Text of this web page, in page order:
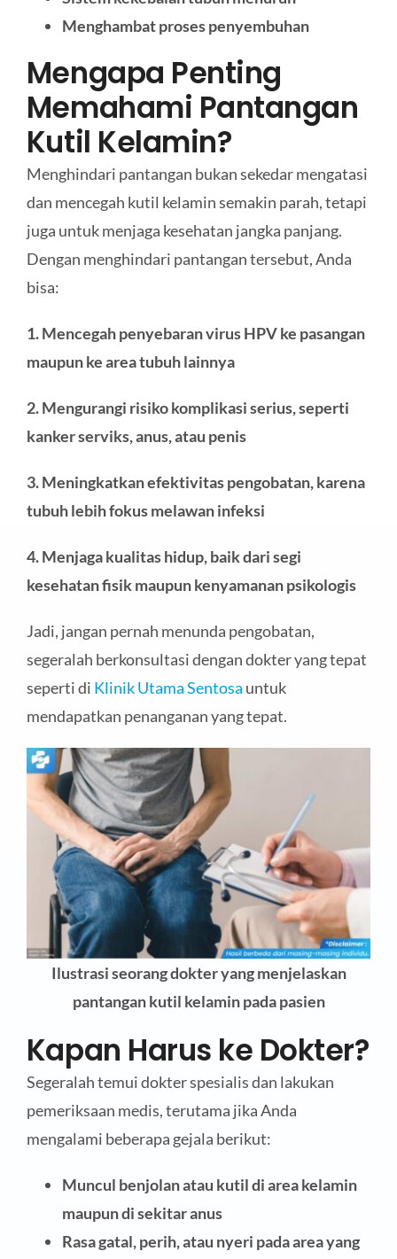
Menghambat proses penyembuhan
Mengapa Penting
Memahami Pantangan
Kutil Kelamin?
Menghindari pantangan bukan sekedar mengatasi
dan mencegah kutil kelamin semakin parah, tetapi
juga untuk menjaga kesehatan jangka panjang.
Dengan menghindari pantangan tersebut, Anda
bisa:
1. Mencegah penyebaran virus HPV ke pasangan
maupun ke area tubuh lainnya
2. Mengurangi risiko komplikasi serius, seperti
kanker serviks, anus, atau penis
3. Meningkatkan efektivitas pengobatan, karena
tubuh lebih fokus melawan infeksi
4. Menjaga kualitas hidup, baik dari segi
kesehatan fisik maupun kenyamanan psikologis
Jadi, jangan pernah menunda pengobatan,
segeralah berkonsultasi dengan dokter yang tepat
seperti di Klinik Utama Sentosa untuk
mendapatkan penanganan yang tepat.
Ilustrasi seorang dokter yang menjelaskan
pantangan kutil kelamin pada pasien
Kapan Harus ke Dokter?
Segeralah temui dokter spesialis dan lakukan
pemeriksaan medis, terutama jika Anda
mengalami beberapa gejala berikut:
Muncul benjolan atau kutil di area kelamin
maupun di sekitar anus
Rasa gatal, perih, atau nyeri pada area yang